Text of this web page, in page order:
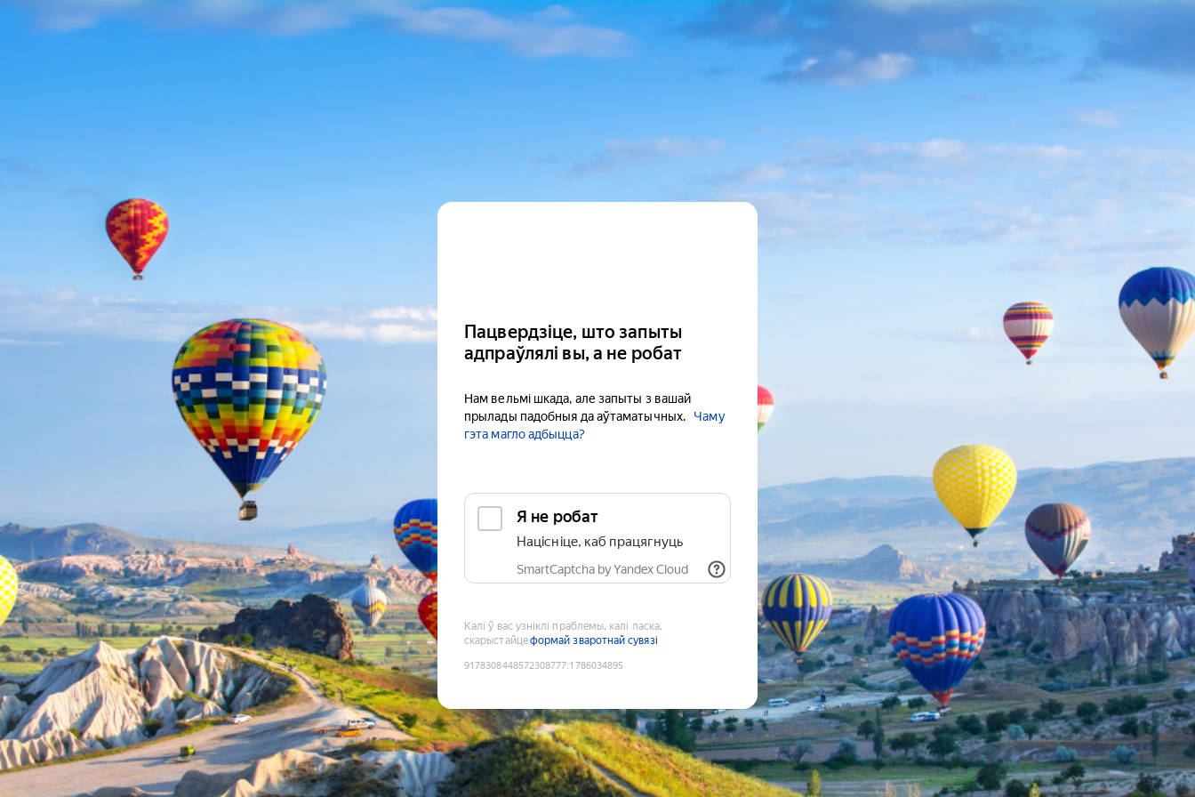
Пацвердзіце, што запыты
адпраўлялі вы, а не робат
Нам вельмі шкада, але запыты з вашай
прылады падобныя да аўтаматычных.
Чаму
гэта магло адбыцца?
Я не робат
Націсніце, каб працягнуць
SmartCaptcha by Yandex Cloud
Калі ў вас узніклі праблемы, калі ласка,
скарыстайцеформай зваротнай сувязі
9178308448572308777:1786034895